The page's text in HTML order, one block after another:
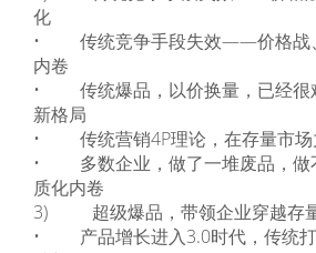
化
• 传统竞争手段失效——价格战
内卷
• 传统爆品，以价换量，已经很
新格局
• 传统营销4P理论，在存量市场
• 多数企业，做了一堆废品，做
质化内卷
3) 超级爆品，带领企业穿越存
• 产品增长进入3.0时代，传统打